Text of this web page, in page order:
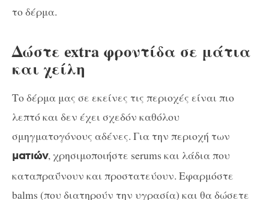
το δέρμα.
Δώστε extra φροντίδα σε μάτια
και χείλη
Το δέρμα μας σε εκείνες τις περιοχές είναι πιο
λεπτό και δεν έχει σχεδόν καθόλου
σμηγματογόνους αδένες. Για την περιοχή των
ματιών, χρησιμοποιήστε serums και λάδια που
καταπραΰνουν και προστατεύουν. Εφαρμόστε
balms (που διατηρούν την υγρασία) και θα δώσετε